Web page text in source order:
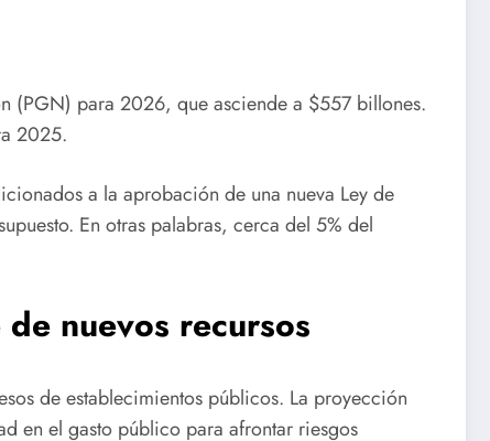
(PGN) para 2026, que asciende a $557 billones.
2025.
a la aprobación de una nueva Ley de
En otras palabras, cerca del 5% del
nuevos recursos
de establecimientos públicos. La proyección
en el gasto público para afrontar riesgos